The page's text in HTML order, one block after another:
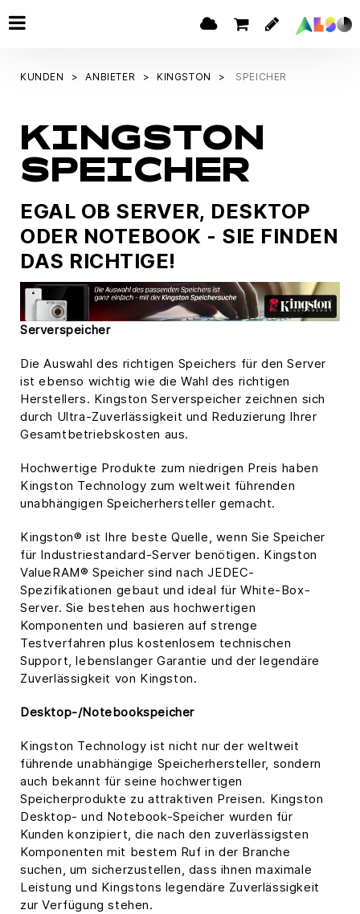
KUNDEN ANBIETER KINGSTON SPEICHER
KINGSTON
SPEICHER
EGAL OB SERVER, DESKTOP
ODER NOTEBOOK - SIE FINDEN
DAS RICHTIGE!
Serverspeicher
Die Auswahl des richtigen Speichers für den Server
ist ebenso wichtig wie die Wahl des richtigen
Herstellers. Kingston Serverspeicher zeichnen sich
durch Ultra-Zuverlässigkeit und Reduzierung Ihrer
Gesamtbetriebskosten aus.
Hochwertige Produkte zum niedrigen Preis haben
Kingston Technology zum weltweit führenden
unabhängigen Speicherhersteller gemacht.
Kingston® ist Ihre beste Quelle, wenn Sie Speicher
für Industriestandard-Server benötigen. Kingston
ValueRAM® Speicher sind nach JEDEC-
Spezifikationen gebaut und ideal für White-Box-
Server. Sie bestehen aus hochwertigen
Komponenten und basieren auf strenge
Testverfahren plus kostenlosem technischen
Support, lebenslanger Garantie und der legendäre
Zuverlässigkeit von Kingston.
Desktop-/Notebookspeicher
Kingston Technology ist nicht nur der weltweit
führende unabhängige Speicherhersteller, sondern
auch bekannt für seine hochwertigen
Speicherprodukte zu attraktiven Preisen. Kingston
Desktop- und Notebook-Speicher wurden für
Kunden konzipiert, die nach den zuverlässigsten
Komponenten mit bestem Ruf in der Branche
suchen, um sicherzustellen, dass ihnen maximale
Leistung und Kingstons legendäre Zuverlässigkeit
zur Verfügung stehen.